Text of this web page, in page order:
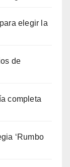
elegir la
de
completa
‘Rumbo